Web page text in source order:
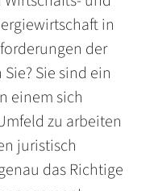
in
der
Sie sind ein
einem sich
zu arbeiten
juristisch
das Richtige